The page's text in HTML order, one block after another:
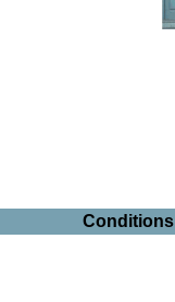
Conditions